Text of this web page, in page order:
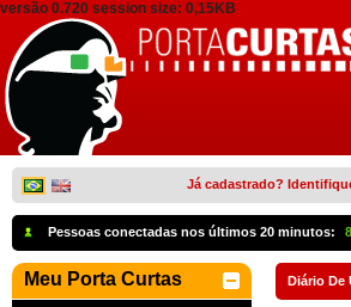
versão 0.720 session size: 0,15KB
Já cadastrado?
Pessoas conectadas nos últimos 20 minutos:
Meu Porta Curtas Diário De